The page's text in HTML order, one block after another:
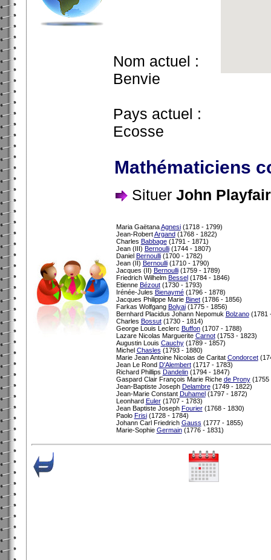
Nom actuel :
Benvie
Pays actuel :
Ecosse
Mathématiciens
Situer John Playfair
Maria GaëtanaAgnesi(1718 - 1799)
Jean-RobertArgand(1768 - 1822)
Charles Babbage(1791 - 1871)
Jean (III) Bernoulli(1744 - 1807)
Daniel Bernoulli(1700 - 1782)
Jean (II) Bernoulli(1710 - 1790)
Jacques (II) Bernoulli(1759 - 1789)
Friedrich Wilhelm Bessel(1784 - 1846)
Etienne Bézout(1730 - 1793)
Irénée-Jules Bienaymé(1796 - 1878)
Jacques Philippe Marie Binet(1786 - 1856)
Farkas Wolfgang Bolyai(1775 - 1856)
Bernhard Placidus Johann Nepomuk Bolzano(1781
Charles Bossut(1730 - 1814)
George Louis Leclerc Buffon(1707 - 1788)
Lazare Nicolas Marguerite Carnot(1753 - 1823)
Augustin Louis Cauchy(1789 - 1857)
Michel Chasles (1793 - 1880)
Marie Jean Antoine Nicolas de Caritat Condorcet
Jean Le Rond D'Alembert(1717 - 1783)
Richard Phillips Dandelin(1794 - 1847)
Gaspard Clair François Marie Riche de Prony(1755
Jean-Baptiste Joseph Delambre(1749 - 1822)
Jean-Marie Constant Duhamel(1797 - 1872)
Leonhard Euler(1707 - 1783)
Jean Baptiste Joseph Fourier(1768 - 1830)
Paolo Frisi(1728 - 1784)
Johann Carl Friedrich Gauss (1777 - 1855)
Marie-Sophie Germain(1776 - 1831)